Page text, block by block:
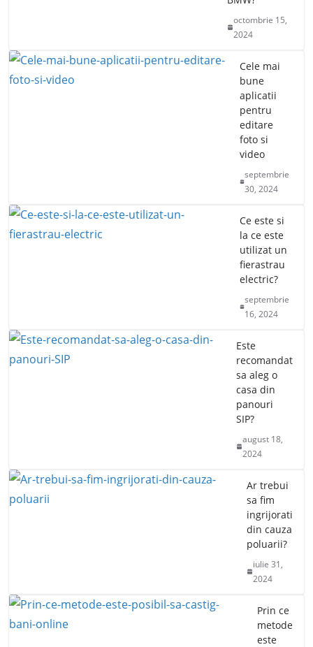
octombrie 15,
2024
Cele mai
bune
aplicatii
pentru
editare
foto si
video
septembrie
30, 2024
Ce este si
la ce este
utilizat un
fierastrau
electric?
septembrie
16, 2024
Este
recomandat
sa aleg o
casa din
panouri
SIP?
august 18,
2024
Ar trebui
sa fim
ingrijorati
din cauza
poluarii?
iulie 31,
2024
Prin ce
metode
este